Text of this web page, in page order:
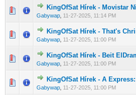
KingOfSat Hírek - Movistar
Gabywap 11-27-2025, 11:14 PM
0 Szavazat - 0 / 5
12345
KingOfSat Hírek - That's
Gabywap 11-27-2025, 11:00 PM
0 Szavazat - 0 / 5
12345
KingOfSat Hírek - Beit
Gabywap 11-27-2025, 11:00 PM
0 Szavazat - 0 / 5
12 345
KingOfSat Hírek - A
Gabywap 11-27-2025, 11:00 PM
0 Szavazat - 0 / 5
12345